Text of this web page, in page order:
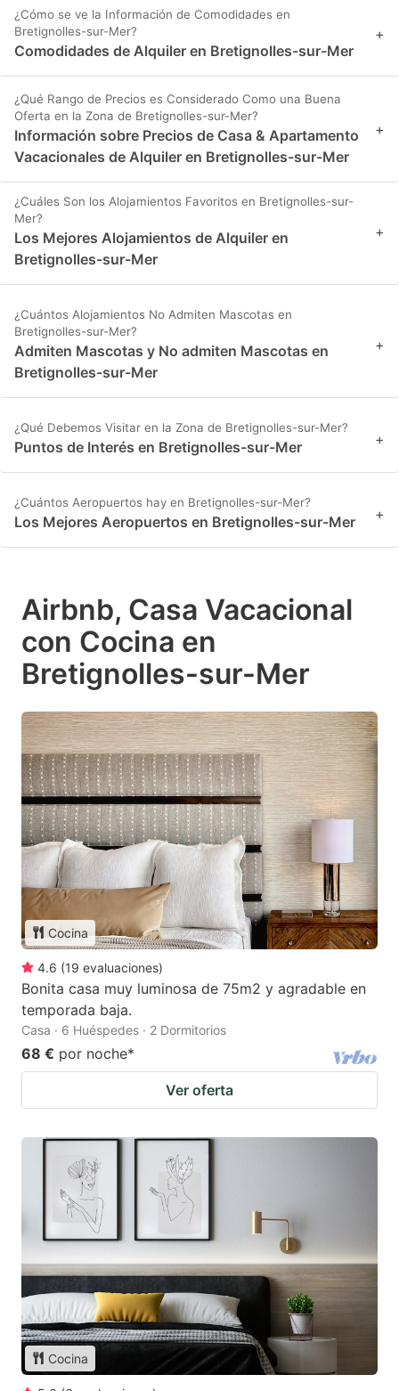
¿Cómo se ve la Información de Comodidades en
Bretignolles-sur-Mer?
Comodidades de Alquiler en Bretignolles-sur-Mer
+
¿Qué Rango de Precios es Considerado Como una Buena
Oferta en la Zona de Bretignolles-sur-Mer?
Información sobre Precios de Casa & Apartamento
Vacacionales de Alquiler en Bretignolles-sur-Mer
+
¿Cuáles Son los Alojamientos Favoritos en Bretignolles-sur-
Mer?
Los Mejores Alojamientos de Alquiler en
Bretignolles-sur-Mer
+
¿Cuántos Alojamientos No Admiten Mascotas en
Bretignolles-sur-Mer?
Admiten Mascotas y No admiten Mascotas en
Bretignolles-sur-Mer
+
¿Qué Debemos Visitar en la Zona de Bretignolles-sur-Mer?
Puntos de Interés en Bretignolles-sur-Mer +
¿Cuántos Aeropuertos hay en Bretignolles-sur-Mer?
Los Mejores Aeropuertos en Bretignolles-sur-Mer +
Airbnb, Casa Vacacional
con Cocina en
Bretignolles-sur-Mer
Cocina
4.6 (19 evaluaciones)
Bonita casa muy luminosa de 75m2 y agradable en
temporada baja.
Casa · 6 Huéspedes · 2 Dormitorios
68 € por noche*
Ver oferta
Cocina